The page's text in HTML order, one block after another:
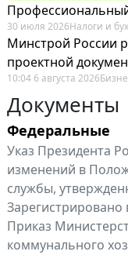
Профессиональный
30 июля 2026Налоги и
Минстрой России
проектной
10:04 6 августа 2026
Документы
Федеральные
Указ Президента
изменений в
службы,
Зарегистрировано
Приказ
коммунального